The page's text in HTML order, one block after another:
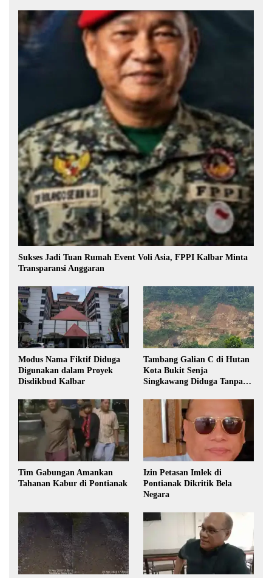
Sukses Jadi Tuan Rumah Event Voli Asia, FPPI Kalbar Minta
Transparansi Anggaran
Modus Nama Fiktif Diduga
Digunakan dalam Proyek
Disdikbud Kalbar
Tambang Galian C di Hutan
Kota Bukit Senja
Singkawang Diduga Tanpa
Tim Gabungan Amankan
Tahanan Kabur di Pontianak
Izin Petasan Imlek di
Pontianak Dikritik Bela
Negara